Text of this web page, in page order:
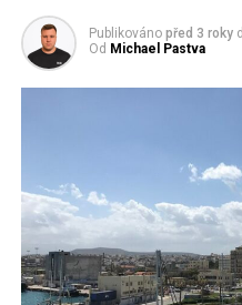
Publikováno před 3 roky
Od Michael Pastva